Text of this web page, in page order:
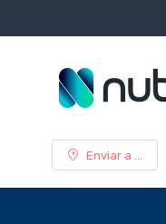
Enviar a ...